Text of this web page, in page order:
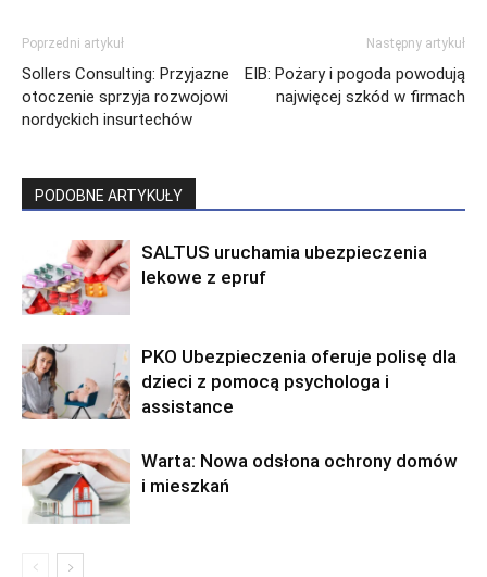
Poprzedni artykuł
Sollers Consulting: Przyjazne
otoczenie sprzyja rozwojowi
nordyckich insurtechów
Następny artykuł
EIB: Pożary i pogoda powodują
najwięcej szkód w firmach
PODOBNE ARTYKUŁY
SALTUS uruchamia ubezpieczenia
lekowe z epruf
PKO Ubezpieczenia oferuje polisę dla
dzieci z pomocą psychologa i
assistance
Warta: Nowa odsłona ochrony domów
i mieszkań